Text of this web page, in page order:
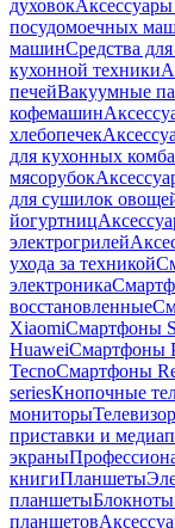
духовок
посудомоечных
машинСредства
кухонной техники
печейВакуумные
кофемашин
хлебопечек
для кухонных
мясорубок
для сушилок
йогуртниц
электрогрилей
ухода за техникой
электроника
восстановленные
XiaomiСмартфоны
HuaweiСмартфоны
TecnoСмартфоны
seriesКнопочные
мониторы
приставки и
экраны
книгиПланшеты
планшеты
планшетов